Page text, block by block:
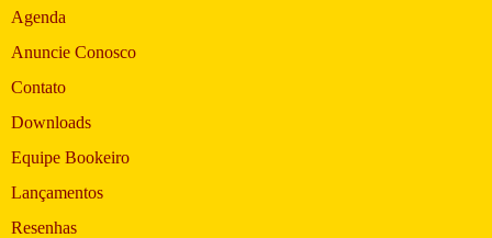
Agenda
Anuncie Conosco
Contato
Downloads
Equipe Bookeiro
Lançamentos
Resenhas